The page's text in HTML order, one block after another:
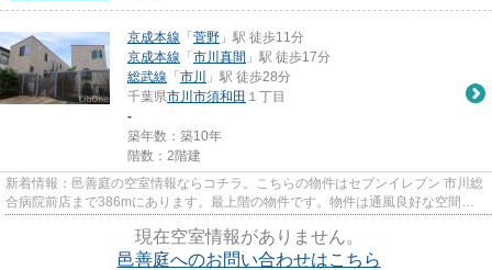
京成本線 「 菅野 」駅 徒歩11分
京成本線 「 市川真間 」駅 徒歩17分
総武線 「 市川
」駅 徒歩28分
千葉県市川市須和田 １丁目
-
築年数：築10年
階数：2階建
新着情報：邑善庭の空室情報ならコチラ。こちらの物件はセブンイレブン 市川総
合病院前店まで386mにあります。最上階の物件です。物件は通風良好な空間で
現在空室情報がありません。
邑善庭へのお問い合わせはこちら